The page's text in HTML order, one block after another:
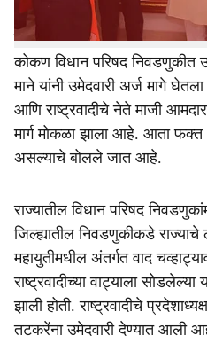
आता तर कोकणात देखील
शिवसेना उद्धव बाळासाहेब ठाकरे
कोकण विधान परिषद
माने यांनी उमेदवारी अर्ज मागे
आणि राष्ट्रवादीचे नेते माजी
मार्ग मोकळा झाला आहे. आता
असल्याचे बोलले जात आहे.
राज्यातील विधान परिषद
जिल्ह्यातील निवडणुकीकडे
महायुतीमधील अंतर्गत वाद
राष्ट्रवादीच्या वाट्याला
झाली होती. राष्ट्रवादीचे
तटकरेंना उमेदवारी देण्यात आली